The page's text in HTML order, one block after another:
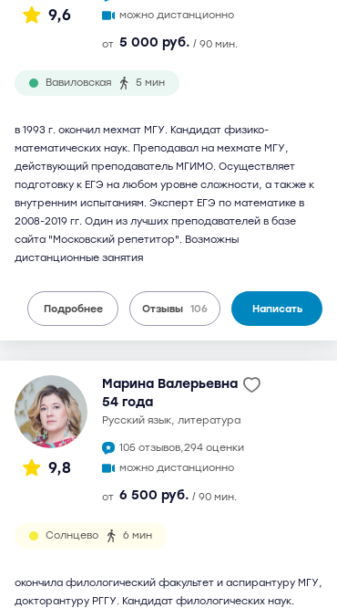
9,6
можно дистанционно
от 5 000 руб. / 90 мин.
Вавиловская 5 мин
в 1993 г. окончил мехмат МГУ. Кандидат физико-
математических наук. Преподавал на мехмате МГУ,
действующий преподаватель МГИМО. Осуществляет
подготовку к ЕГЭ на любом уровне сложности, а также к
внутренним испытаниям. Эксперт ЕГЭ по математике в
2008-2019 гг. Один из лучших преподавателей в базе
сайта "Московский репетитор". Возможны
дистанционные занятия
Подробнее Отзывы 106 Написать
9,8
Марина Валерьевна
54 года
русский язык, литература
105 отзывов,294 оценки
можно дистанционно
от 6 500 руб. / 90 мин.
Солнцево 6 мин
окончила филологический факультет и аспирантуру МГУ,
докторантуру РГГУ. Кандидат филологических наук.